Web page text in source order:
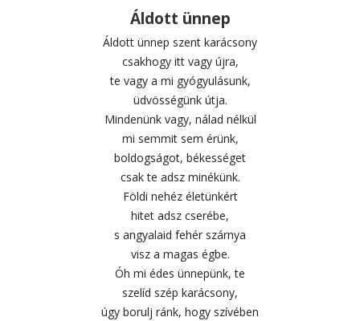
Áldott ünnep
Áldott ünnep szent karácsony
csakhogy itt vagy újra,
te vagy a mi gyógyulásunk,
üdvösségünk útja.
Mindenünk vagy, nálad nélkül
mi semmit sem érünk,
boldogságot, békességet
csak te adsz minékünk.
Földi nehéz életünkért
hitet adsz cserébe,
s angyalaid fehér szárnya
visz a magas égbe.
Óh mi édes ünnepünk, te
szelíd szép karácsony,
úgy borulj ránk, hogy szívében